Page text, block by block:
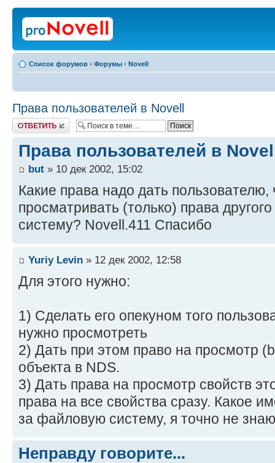
Список форумов ‹ Форумы ‹ Novell
Права пользователей в Novell
Ответить
Права пользователей в
but » 10 дек 2002, 15:02
Какие права надо дать
просматривать (только) права
систему? Novell.411 Спасибо
Yuriy Levin » 12 дек 2002, 12:58
Для этого нужно:
1) Сделать его опекуном того
нужно просмотреть
2) Дать при этом право на просмотр
объекта в NDS.
3) Дать права на просмотр свойств
права на все свойства сразу. Какое
за файловую систему, я точно не
Неправду говорите...